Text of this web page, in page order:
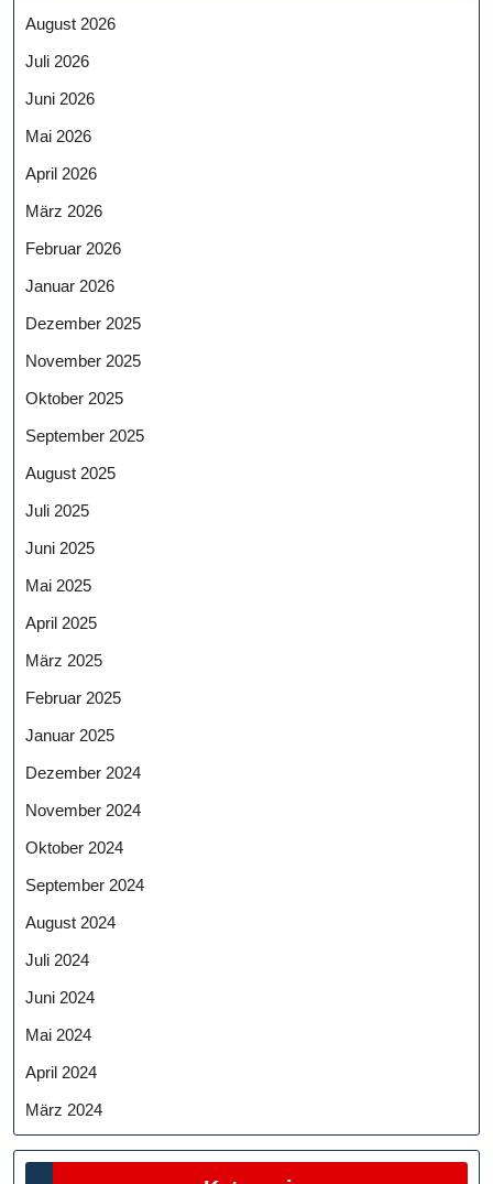
August 2026
Juli 2026
Juni 2026
Mai 2026
April 2026
März 2026
Februar 2026
Januar 2026
Dezember 2025
November 2025
Oktober 2025
September 2025
August 2025
Juli 2025
Juni 2025
Mai 2025
April 2025
März 2025
Februar 2025
Januar 2025
Dezember 2024
November 2024
Oktober 2024
September 2024
August 2024
Juli 2024
Juni 2024
Mai 2024
April 2024
März 2024